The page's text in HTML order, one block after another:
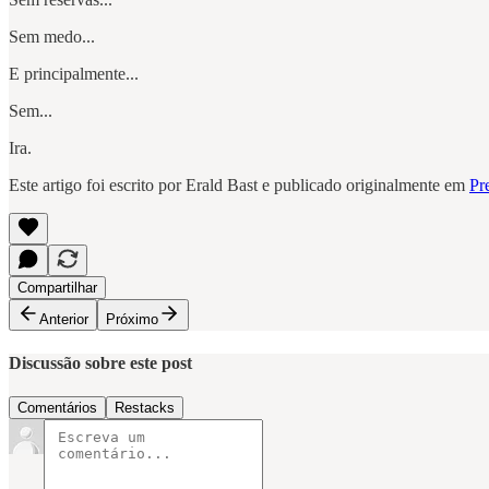
Sem medo...
E principalmente...
Sem...
Ira.
Este artigo foi escrito por Erald Bast e publicado originalmente em
Compartilhar
Anterior
Próximo
Discussão sobre este post
Comentários Restacks